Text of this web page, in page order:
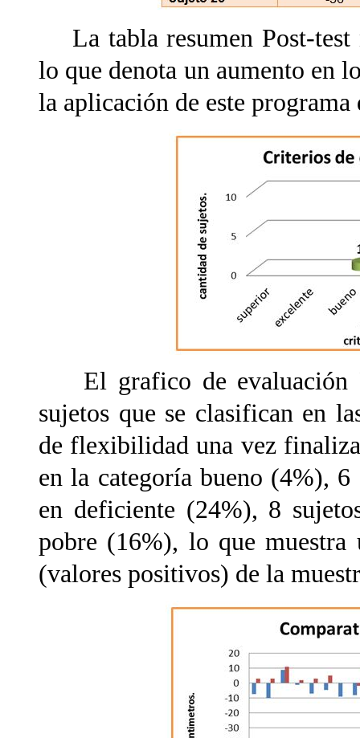
La tabla resumen Post-test
lo que denota un aumento en
la aplicación de este
El grafico de evaluación
sujetos que se clasifican en
de flexibilidad una vez
en la categoría bueno (4%),
en deficiente (24%), 8
pobre (16%), lo que muestra
(valores positivos) de la